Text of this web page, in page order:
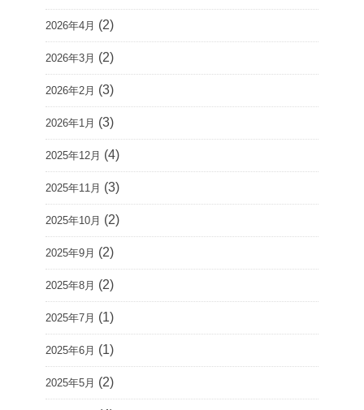
2026年4月 (2)
2026年3月 (2)
2026年2月 (3)
2026年1月 (3)
2025年12月 (4)
2025年11月 (3)
2025年10月 (2)
2025年9月 (2)
2025年8月 (2)
2025年7月 (1)
2025年6月 (1)
2025年5月 (2)